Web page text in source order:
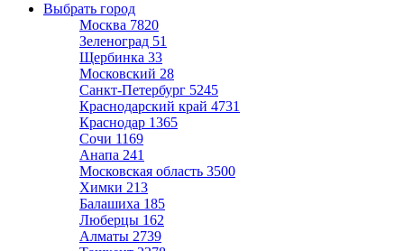
Выбрать город
Москва 7820
Зеленоград 51
Щербинка 33
Московский 28
Санкт-Петербург 5245
Краснодарский край 4731
Краснодар 1365
Сочи 1169
Анапа 241
Московская область 3500
Химки 213
Балашиха 185
Люберцы 162
Алматы 2739